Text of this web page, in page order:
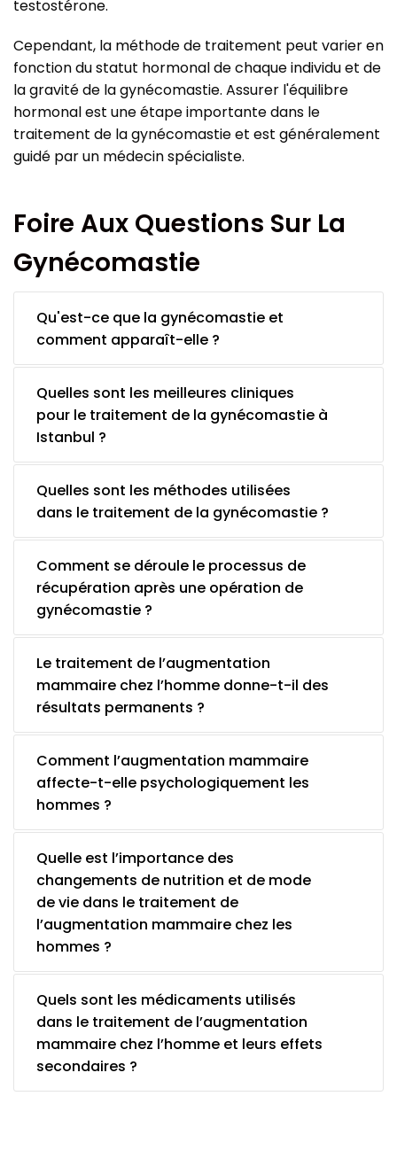
testostérone.
Cependant, la méthode de traitement peut varier en
fonction du statut hormonal de chaque individu et de
la gravité de la gynécomastie. Assurer l'équilibre
hormonal est une étape importante dans le
traitement de la gynécomastie et est généralement
guidé par un médecin spécialiste.
Foire Aux Questions Sur La
Gynécomastie
Qu'est-ce que la gynécomastie et
comment apparaît-elle ?
Quelles sont les meilleures cliniques
pour le traitement de la gynécomastie à
Istanbul ?
Quelles sont les méthodes utilisées
dans le traitement de la gynécomastie ?
Comment se déroule le processus de
récupération après une opération de
gynécomastie ?
Le traitement de l’augmentation
mammaire chez l’homme donne-t-il des
résultats permanents ?
Comment l’augmentation mammaire
affecte-t-elle psychologiquement les
hommes ?
Quelle est l’importance des
changements de nutrition et de mode
de vie dans le traitement de
l’augmentation mammaire chez les
hommes ?
Quels sont les médicaments utilisés
dans le traitement de l’augmentation
mammaire chez l’homme et leurs effets
secondaires ?